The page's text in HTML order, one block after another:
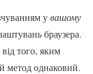
увашому
браузера.
того, яким
метод однаковий.